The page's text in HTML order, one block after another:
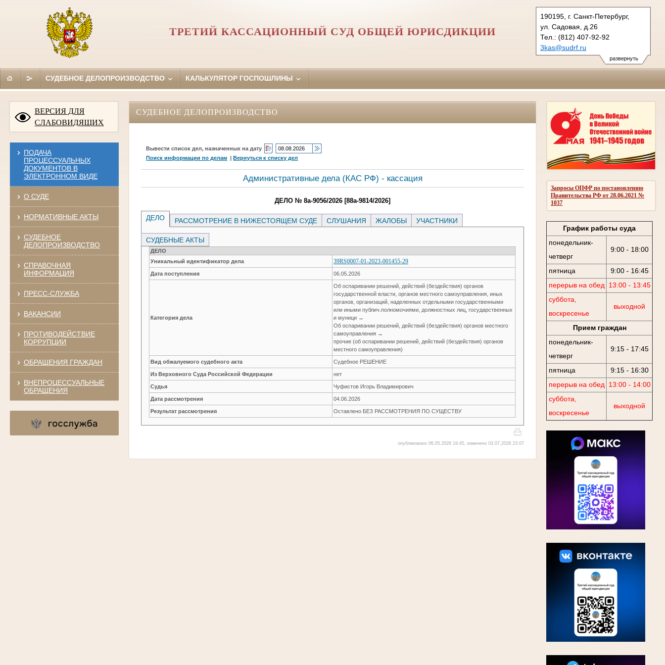
развернуть
190195, г. Санкт-Петербург,
ул. Садовая, д.26
Тел.: (812) 407-92-92
3kas@sudrf.ru
ТРЕТИЙ КАССАЦИОННЫЙ СУД ОБЩЕЙ ЮРИСДИКЦИИ
СУДЕБНОЕ ДЕЛОПРОИЗВОДСТВО КАЛЬКУЛЯТОР ГОСПОШЛИНЫ
ВЕРСИЯ ДЛЯ
СЛАБОВИДЯЩИХ
ПОДАЧА
ПРОЦЕССУАЛЬНЫХ
ДОКУМЕНТОВ В
ЭЛЕКТРОННОМ ВИДЕ
О СУДЕ
НОРМАТИВНЫЕ АКТЫ
СУДЕБНОЕ
ДЕЛОПРОИЗВОДСТВО
СПРАВОЧНАЯ
ИНФОРМАЦИЯ
ПРЕСС-СЛУЖБА
ВАКАНСИИ
ПРОТИВОДЕЙСТВИЕ
КОРРУПЦИИ
ОБРАЩЕНИЯ ГРАЖДАН
ВНЕПРОЦЕССУАЛЬНЫЕ
ОБРАЩЕНИЯ
Запросы ОПФР по постановлению
Правительства РФ от 28.06.2021 №
1037
График работы суда
понедельник-
четверг
9:00 - 18:00
пятница
9:00 - 16:45
перерыв на обед 13:00 - 13:45
суббота,
воскресенье
выходной
Прием граждан
понедельник-
четверг
9:15 - 17:45
пятница
9:15 - 16:30
перерыв на обед 13:00 - 14:00
суббота,
воскресенье
выходной
СУДЕБНОЕ ДЕЛОПРОИЗВОДСТВО
Вывести список дел, назначенных на дату
Поиск информации по делам |Вернуться к списку дел
Административные дела (КАC РФ) - кассация
ДЕЛО № 8а-9056/2026 [88а-9814/2026]
ДЕЛО РАССМОТРЕНИЕ В НИЖЕСТОЯЩЕМ СУДЕ СЛУШАНИЯ ЖАЛОБЫ УЧАСТНИКИ
СУДЕБНЫЕ АКТЫ
ДЕЛО
Уникальный идентификатор дела
39RS0007-01-2023-001455-29
Дата поступления 06.05.2026
Категория дела
Об оспаривании решений, действий (бездействия) органов
государственной власти, органов местного самоуправления, иных
органов, организаций, наделенных отдельными государственными
или иными публич.полномочиями, должностных лиц, государственных
и муници →
Об оспаривании решений, действий (бездействия) органов местного
самоуправления →
прочие (об оспаривании решений, действий (бездействия) органов
местного самоуправления)
Вид обжалуемого судебного акта Судебное РЕШЕНИЕ
Из Верховного Суда Российской Федерации нет
Судья Чуфистов Игорь Владимирович
Дата рассмотрения 04.06.2026
Результат рассмотрения Оставлено БЕЗ РАССМОТРЕНИЯ ПО СУЩЕСТВУ
опубликовано 06.05.2026 19:45, изменено 03.07.2026 23:07